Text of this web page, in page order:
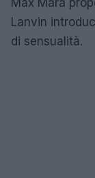
Lanvin
di sensualità.